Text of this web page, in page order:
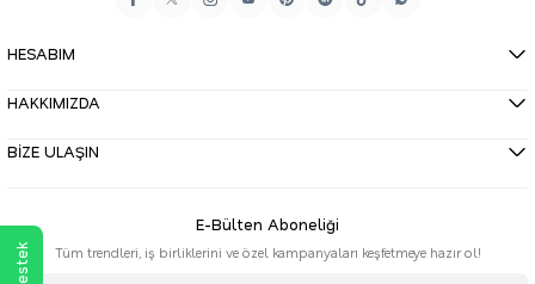
HESABIM
HAKKIMIZDA
BİZE ULAŞIN
E-Bülten Aboneliği
Tüm trendleri, iş birliklerini ve özel kampanyaları keşfetmeye hazır ol!